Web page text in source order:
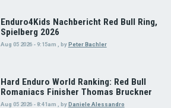
Enduro4Kids Nachbericht Red Bull Ring,
Spielberg 2026
Aug 05 2026 - 9:15am byPeter Bachler
Hard Enduro World Ranking: Red Bull
Romaniacs Finisher Thomas Bruckner
Aug 05 2026 - 8:41am byDaniele Alessandro